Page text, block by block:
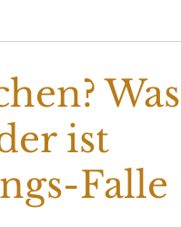
Was
ist
Falle